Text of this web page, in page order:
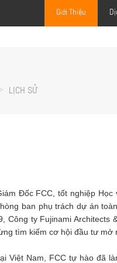
Giới Thiệu
LỊCH SỬ
Đốc FCC, tốt nghiệp
ban phụ trách dự án
Công ty Fujinami
tìm kiếm cơ hội đầu tư
Việt Nam, FCC tự hào đã